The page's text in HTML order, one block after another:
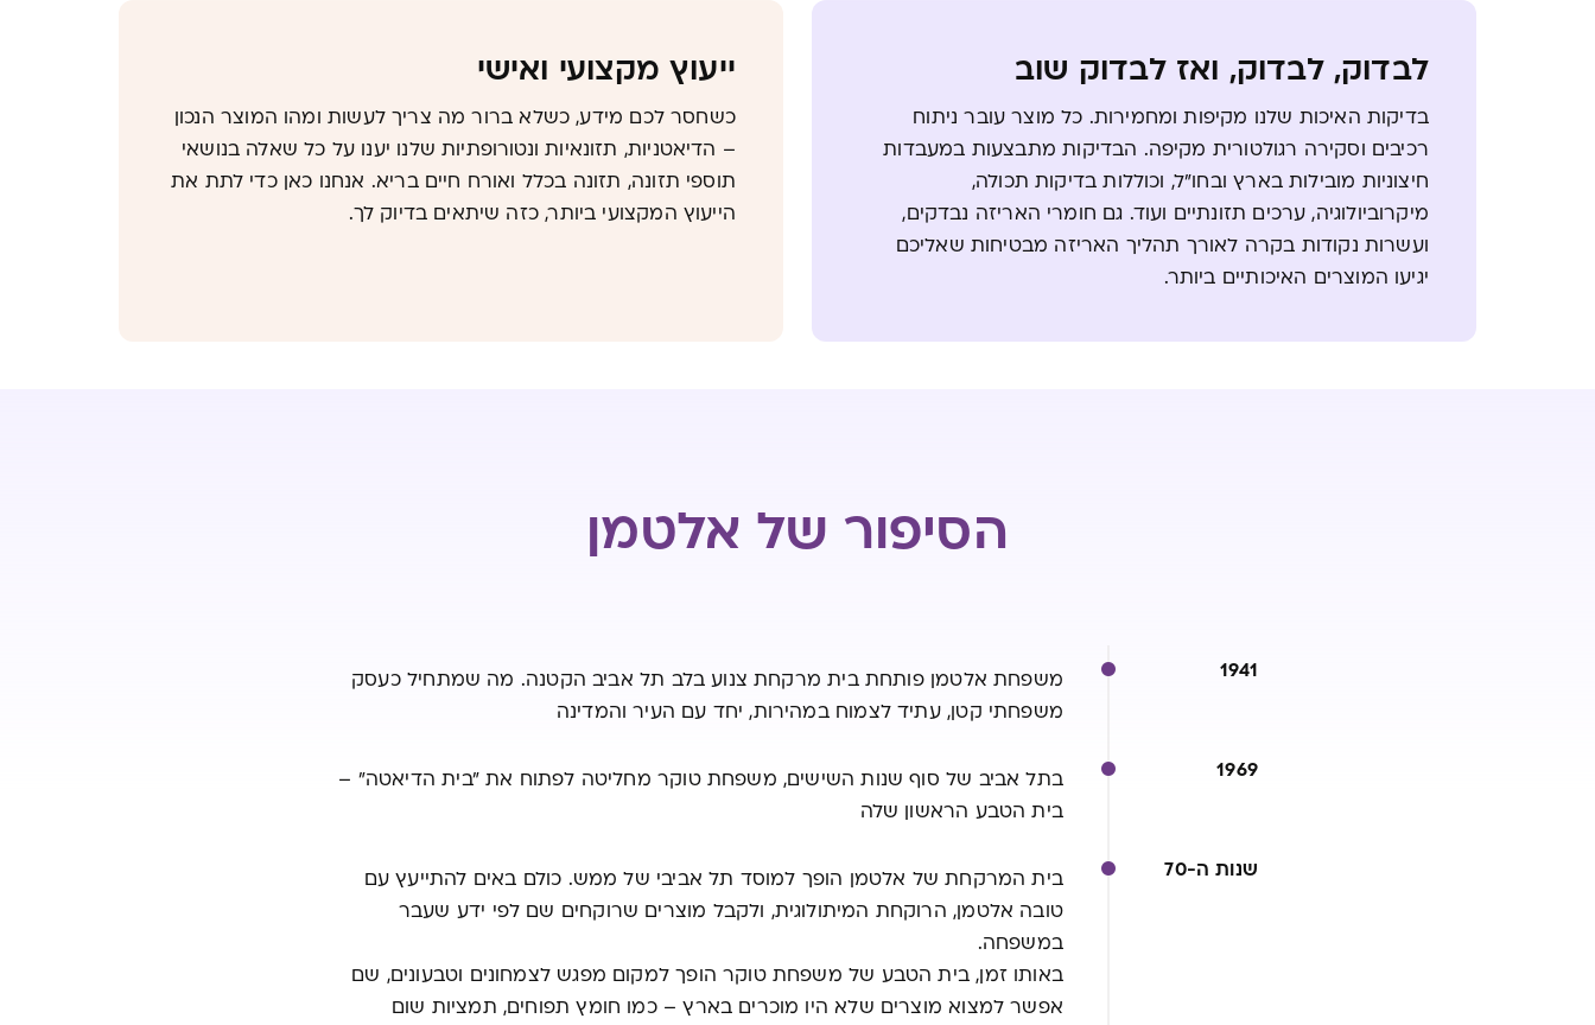
לבדוק, לבדוק, ואז לבדוק שוב
בדיקות האיכות שלנו מקיפות ומחמירות. כל מוצר עובר ניתוח
רכיבים וסקירה רגולטורית מקיפה. הבדיקות מתבצעות במעבדות
חיצוניות מובילות בארץ ובחו"ל, וכוללות בדיקות תכולה,
מיקרוביולוגיה, ערכים תזונתיים ועוד. גם חומרי האריזה נבדקים,
ועשרות נקודות בקרה לאורך תהליך האריזה מבטיחות שאליכם
יגיעו המוצרים האיכותיים ביותר.
ייעוץ מקצועי ואישי
כשחסר לכם מידע, כשלא ברור מה צריך לעשות ומהו המוצר הנכון
– הדיאטניות, תזונאיות ונטורופתיות שלנו יענו על כל שאלה בנושאי
תוספי תזונה, תזונה בכלל ואורח חיים בריא. אנחנו כאן כדי לתת את
הייעוץ המקצועי ביותר, כזה שיתאים בדיוק לך.
הסיפור של אלטמן
1941
משפחת אלטמן פותחת בית מרקחת צנוע בלב תל אביב הקטנה. מה שמתחיל כעסק
משפחתי קטן, עתיד לצמוח במהירות, יחד עם העיר והמדינה
1969
בתל אביב של סוף שנות השישים, משפחת טוקר מחליטה לפתוח את "בית הדיאטה" –
בית הטבע הראשון שלה
שנות ה-70
בית המרקחת של אלטמן הופך למוסד תל אביבי של ממש. כולם באים להתייעץ עם
טובה אלטמן, הרוקחת המיתולוגית, ולקבל מוצרים שרוקחים שם לפי ידע שעבר
במשפחה.
באותו זמן, בית הטבע של משפחת טוקר הופך למקום מפגש לצמחונים וטבעונים, שם
אפשר למצוא מוצרים שלא היו מוכרים בארץ – כמו חומץ תפוחים, תמציות שום